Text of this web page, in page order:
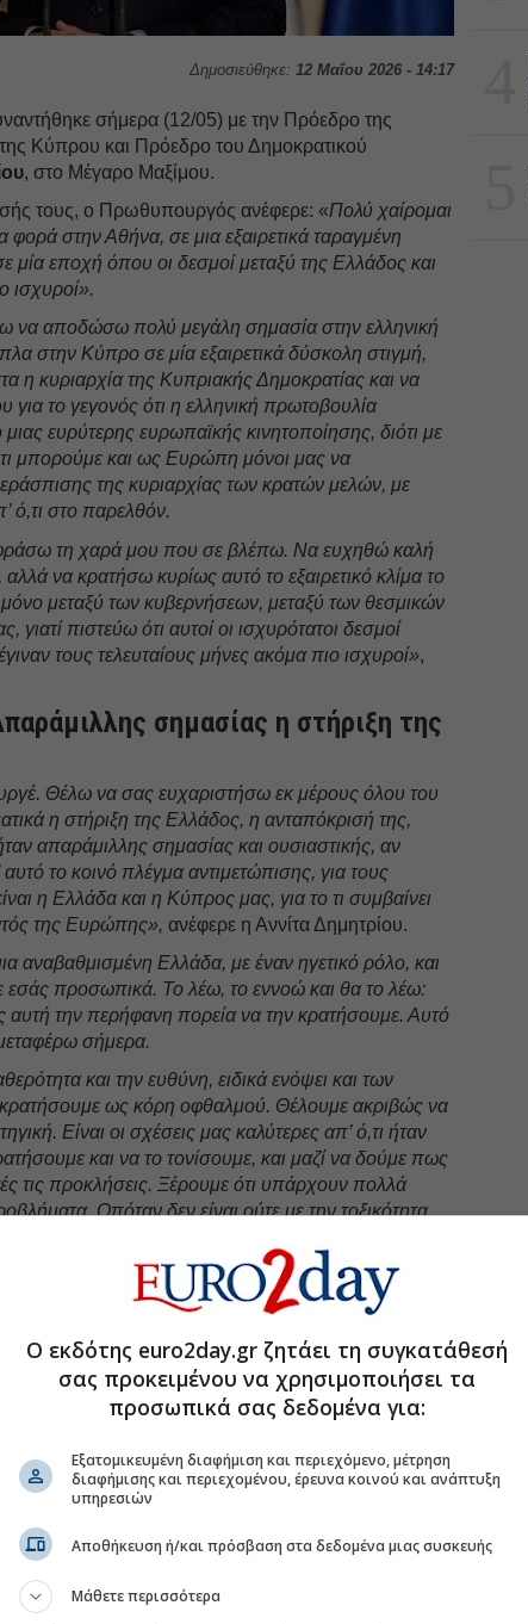
Δημοσιεύθηκε: 12 Μαΐου 2026 - 14:17
σήμερα (12/05) με την Πρόεδρο της
Κύπρου και Πρόεδρο του Δημοκρατικού
, στο Μέγαρο Μαξίμου.
τους, ο Πρωθυπουργός ανέφερε: «Πολύ χαίρομαι
στην Αθήνα, σε μια εξαιρετικά ταραγμένη
μία εποχή όπου οι δεσμοί μεταξύ της Ελλάδος και
ισχυροί».
να αποδώσω πολύ μεγάλη σημασία στην ελληνική
στην Κύπρο σε μία εξαιρετικά δύσκολη στιγμή,
η κυριαρχία της Κυπριακής Δημοκρατίας και να
το γεγονός ότι η ελληνική πρωτοβουλία
ευρύτερης ευρωπαϊκής κινητοποίησης, διότι με
μπορούμε και ως Ευρώπη μόνοι μας να
της κυριαρχίας των κρατών μελών, με
ό,τι στο παρελθόν.
τη χαρά μου που σε βλέπω. Να ευχηθώ καλή
να κρατήσω κυρίως αυτό το εξαιρετικό κλίμα το
μεταξύ των κυβερνήσεων, μεταξύ των θεσμικών
πιστεύω ότι αυτοί οι ισχυρότατοι δεσμοί
τους τελευταίους μήνες ακόμα πιο ισχυροί»,
σημασίας η στήριξη της
Θέλω να σας ευχαριστήσω εκ μέρους όλου του
η στήριξη της Ελλάδος, η ανταπόκρισή της,
απαράμιλλης σημασίας και ουσιαστικής, αν
το κοινό πλέγμα αντιμετώπισης, για τους
η Ελλάδα και η Κύπρος μας, για το τι συμβαίνει
της Ευρώπης», ανέφερε η Αννίτα Δημητρίου.
αναβαθμισμένη Ελλάδα, με έναν ηγετικό ρόλο, και
εσάς προσωπικά. Το λέω, το εννοώ και θα το λέω:
αυτή την περήφανη πορεία να την κρατήσουμε. Αυτό
σήμερα.
και την ευθύνη, ειδικά ενόψει και των
κρατήσουμε ως κόρη οφθαλμού. Θέλουμε ακριβώς να
Είναι οι σχέσεις μας καλύτερες απ’ ό,τι ήταν
και να το τονίσουμε, και μαζί να δούμε πως
τις προκλήσεις. Ξέρουμε ότι υπάρχουν πολλά
Οπόταν δεν είναι ούτε με την τοξικότητα,
ευθύνη, τις πράξεις, τα αποτελέσματα, και αυτό
να μεταφέρουμε και σήμερα», πρόσθεσε.
στοGoogle Discover!
εξελίξεις με την υπογραφη εγκυρότητας του Euro2day.gr
Ακολουθήστε τη σελίδα τουEuro2day.grστοLinkedin
πολιτική
Ο εκδότης euro2day.gr ζητάει τη συγκατάθεσή
σας προκειμένου να χρησιμοποιήσει τα
προσωπικά σας δεδομένα για:
Εξατομικευμένη διαφήμιση και περιεχόμενο, μέτρηση
διαφήμισης και περιεχομένου, έρευνα κοινού και ανάπτυξη
υπηρεσιών
Αποθήκευση ή/και πρόσβαση στα δεδομένα μιας συσκευής
Μάθετε περισσότερα